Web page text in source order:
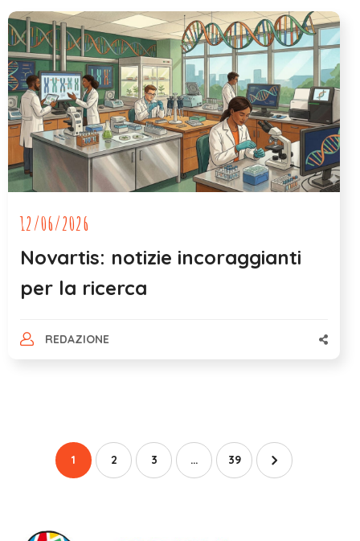
12/06/2026
Novartis: notizie incoraggianti
per la ricerca
REDAZIONE
1 2 3 … 39